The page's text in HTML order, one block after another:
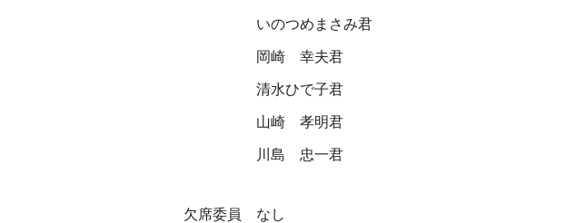
いのつめまさみ君
岡崎 幸夫君
清水ひで子君
山崎 孝明君
川島 忠一君
欠席委員 なし